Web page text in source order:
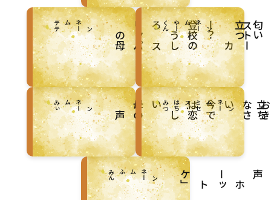
ペ
ン
ネ
ー
ム
：
テ
テ ス
ト ーカ ー
？ 登
校 の
う し ろ
ス リ
ッ パ
の
母
ペ
ン
ネ
ー
ム
：
や
ー
く
ん つ
ペ
ン
ネ
ー
ム
：
み
ぃ
き
さ
で
恋し
の声
ペ
ン
ネ
ー
ム
：
ミ
セ
ス
・
は
ち
み
つ ち
ペ
ン
ネ
ー
ム
：
ふ
～
み
ん 」